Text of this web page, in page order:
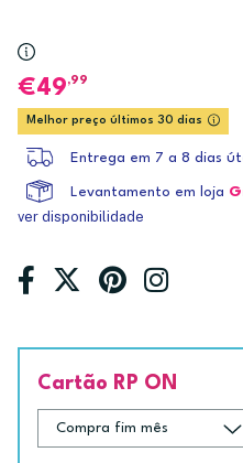
49,99
Melhor preço últimos 30 dias
Entrega em 7 a 8 dias
Levantamento em loja
ver disponibilidade
Cartão RP ON